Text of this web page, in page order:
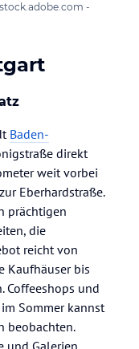
-
Baden-
direkt
weit vorbei
Eberhardstraße.
prächtigen
die
reicht von
Kaufhäuser bis
Coffeeshops und
Sommer kannst
beobachten.